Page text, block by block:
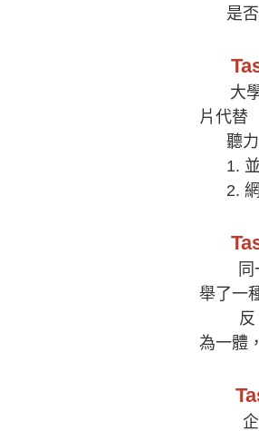
是否
大學
片代替
聽力
1. 並
2. 網
同一
舉了一
反。
為一體
企業